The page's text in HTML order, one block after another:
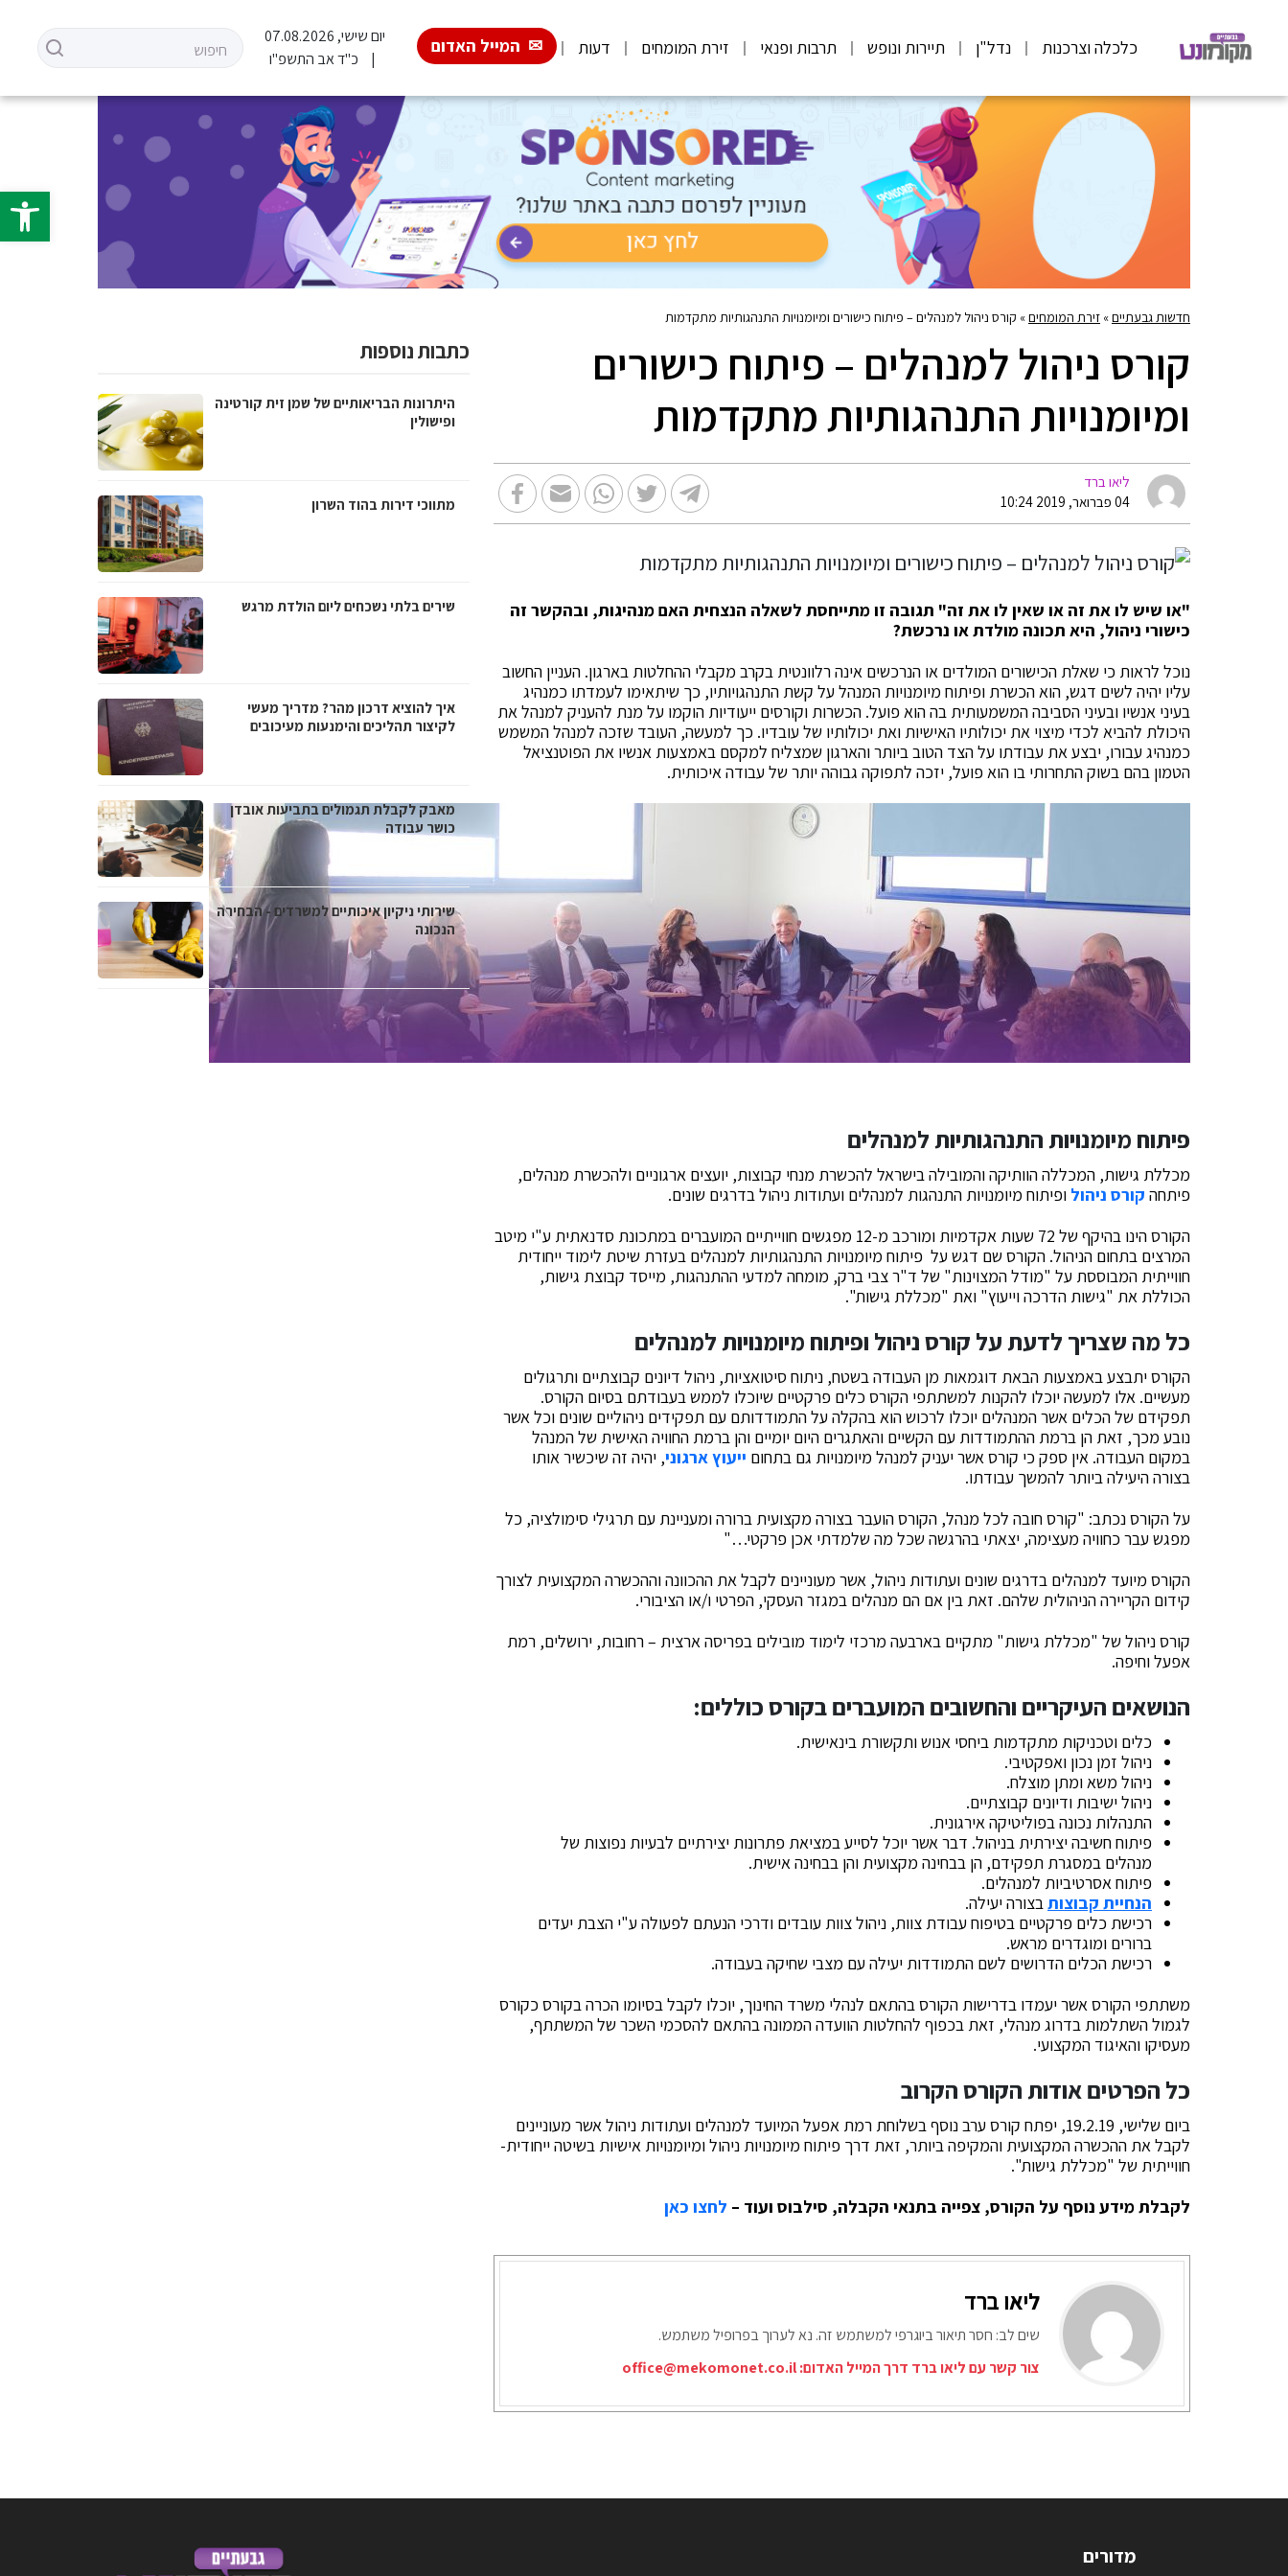
פתח
כלכלה וצרכנות נדל"ן תיירות ונופש תרבות ופנאי זירת המומחים דעות המייל האדום
יום שישי, 07.08.2026
כ"ד אב התשפ"ו
חדשות גבעתיים» זירת המומחים» קורס ניהול למנהלים – פיתוח כישורים ומיומנויות התנהגותיות מתקדמות
קורס ניהול למנהלים – פיתוח כישורים
ומיומנויות התנהגותיות מתקדמות
ליאו ברד
04 פברואר, 2019 10:24
"או שיש לו את זה או שאין לו את זה" תגובה זו מתייחסת לשאלה הנצחית האם מנהיגות, ובהקשר זה
כישורי ניהול, היא תכונה מולדת או נרכשת?
נוכל לראות כי שאלת הכישורים המולדים או הנרכשים אינה רלוונטית בקרב מקבלי ההחלטות בארגון. העניין החשוב
עליו יהיה לשים דגש, הוא הכשרת ופיתוח מיומנויות המנהל על קשת התנהגויותיו, כך שיתאימו לעמדתו כמנהיג
בעיני אנשיו ובעיני הסביבה המשמעותית בה הוא פועל. הכשרות וקורסים ייעודיות הוקמו על מנת להעניק למנהל את
היכולת להביא לכדי מיצוי את יכולותיו האישיות ואת יכולותיו של עובדיו. כך למעשה, העובד שזכה למנהל המשמש
כמנהיג עבורו, יבצע את עבודתו על הצד הטוב ביותר והארגון שמצליח למקסם באמצעות אנשיו את הפוטנציאל
הטמון בהם בשוק התחרותי בו הוא פועל, יזכה לתפוקה גבוהה יותר של עבודה איכותית.
פיתוח מיומנויות התנהגותיות למנהלים
מכללת גישות, המכללה הוותיקה והמובילה בישראל להכשרת מנחי קבוצות, יועצים ארגוניים ולהכשרת מנהלים,
פיתחה קורס ניהול ופיתוח מיומנויות התנהגות למנהלים ועתודות ניהול בדרגים שונים.
הקורס הינו בהיקף של 72 שעות אקדמיות ומורכב מ-12 מפגשים חווייתיים המועברים במתכונת סדנאתית ע"י מיטב
המרצים בתחום הניהול. הקורס שם דגש על פיתוח מיומנויות התנהגותיות למנהלים בעזרת שיטת לימוד ייחודית
חווייתית המבוססת על "מודל המצוינות" של ד"ר צבי ברק, מומחה למדעי ההתנהגות, מייסד קבוצת גישות,
הכוללת את "גישות הדרכה וייעוץ" ואת "מכללת גישות".
כל מה שצריך לדעת על קורס ניהול ופיתוח מיומנויות למנהלים
הקורס יתבצע באמצעות הבאת דוגמאות מן העבודה בשטח, ניתוח סיטואציות, ניהול דיונים קבוצתיים ותרגולים
מעשיים. אלו למעשה יוכלו להקנות למשתתפי הקורס כלים פרקטיים שיוכלו לממש בעבודתם בסיום הקורס.
תפקידם של הכלים אשר המנהלים יוכלו לרכוש הוא בהקלה על התמודדותם עם תפקידים ניהוליים שונים וכל אשר
נובע מכך, זאת הן ברמת ההתמודדות עם הקשיים והאתגרים היום יומיים והן ברמת החוויה האישית של המנהל
במקום העבודה. אין ספק כי קורס אשר יעניק למנהל מיומנויות גם בתחום ייעוץ ארגוני, יהיה זה שיכשיר אותו
בצורה היעילה ביותר להמשך עבודתו.
על הקורס נכתב: "קורס חובה לכל מנהל, הקורס הועבר בצורה מקצועית ברורה ומעניינת עם תרגילי סימולציה, כל
מפגש עבר כחוויה מעצימה, יצאתי בהרגשה שכל מה שלמדתי אכן פרקטי…"
הקורס מיועד למנהלים בדרגים שונים ועתודות ניהול, אשר מעוניינים לקבל את ההכוונה וההכשרה המקצועית לצורך
קידום הקריירה הניהולית שלהם. זאת בין אם הם מנהלים במגזר העסקי, הפרטי ו/או הציבורי.
קורס ניהול של "מכללת גישות" מתקיים בארבעה מרכזי לימוד מובילים בפריסה ארצית – רחובות, ירושלים, רמת
אפעל וחיפה.
הנושאים העיקריים והחשובים המועברים בקורס כוללים:
כלים וטכניקות מתקדמות ביחסי אנוש ותקשורת בינאישית.
ניהול זמן נכון ואפקטיבי.
ניהול משא ומתן מוצלח.
ניהול ישיבות ודיונים קבוצתיים.
התנהלות נכונה בפוליטיקה אירגונית.
פיתוח חשיבה יצירתית בניהול. דבר אשר יוכל לסייע במציאת פתרונות יצירתיים לבעיות נפוצות של
מנהלים במסגרת תפקידם, הן בבחינה מקצועית והן בבחינה אישית.
פיתוח אסרטיביות למנהלים.
הנחיית קבוצות בצורה יעילה.
רכישת כלים פרקטיים בטיפוח עבודת צוות, ניהול צוות עובדים ודרכי הנעתם לפעולה ע"י הצבת יעדים
ברורים ומוגדרים מראש.
רכישת הכלים הדרושים לשם התמודדות יעילה עם מצבי שחיקה בעבודה.
משתתפי הקורס אשר יעמדו בדרישות הקורס בהתאם לנהלי משרד החינוך, יוכלו לקבל בסיומו הכרה בקורס כקורס
לגמול השתלמות בדרוג מנהלי, זאת בכפוף להחלטות הוועדה הממונה בהתאם להסכמי השכר של המשתתף,
מעסיקו והאיגוד המקצועי.
כל הפרטים אודות הקורס הקרוב
ביום שלישי, 19.2.19, יפתח קורס ערב נוסף בשלוחת רמת אפעל המיועד למנהלים ועתודות ניהול אשר מעוניינים
לקבל את ההכשרה המקצועית והמקיפה ביותר, זאת דרך פיתוח מיומנויות ניהול ומיומנויות אישיות בשיטה ייחודית-
חווייתית של "מכללת גישות".
לקבלת מידע נוסף על הקורס, צפייה בתנאי הקבלה, סילבוס ועוד – לחצו כאן
ליאו ברד
שים לב: חסר תיאור ביוגרפי למשתמש זה. נא לערוך בפרופיל משתמש.
צור קשר עם ליאו ברד דרך המייל האדום:office@mekomonet.co.il
כתבות נוספות
היתרונות הבריאותיים של שמן זית קורטינה
ופישולין
מתווכי דירות בהוד השרון
שירים בלתי נשכחים ליום הולדת מרגש
איך להוציא דרכון מהר? מדריך מעשי
לקיצור תהליכים והימנעות מעיכובים
מאבק לקבלת תגמולים בתביעות אובדן
כושר עבודה
שירותי ניקיון איכותיים למשרדים - הבחירה
הנכונה
מדורים